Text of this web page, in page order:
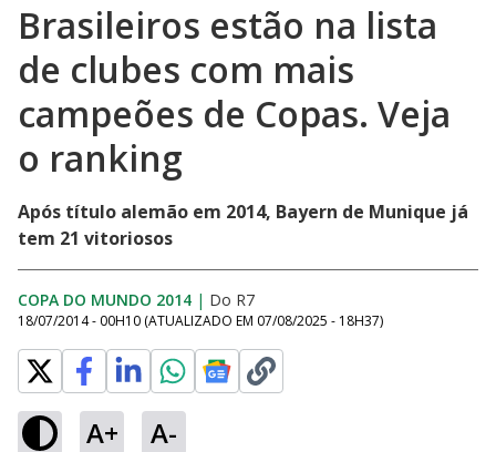
Brasileiros estão na lista
de clubes com mais
campeões de Copas. Veja
o ranking
Após título alemão em 2014, Bayern de Munique já
tem 21 vitoriosos
COPA DO MUNDO 2014 | Do R7
18/07/2014 - 00H10 (ATUALIZADO EM 07/08/2025 - 18H37)
A+ A-